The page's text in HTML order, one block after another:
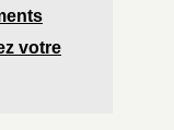
votre